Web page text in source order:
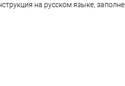
на русском языке,